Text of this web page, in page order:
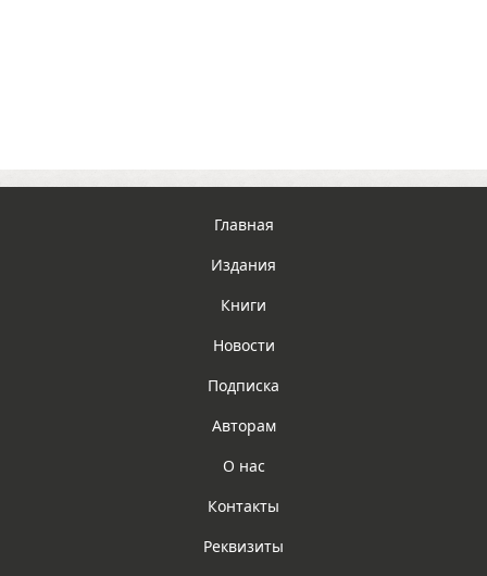
Главная
Издания
Книги
Новости
Подписка
Авторам
О нас
Контакты
Реквизиты